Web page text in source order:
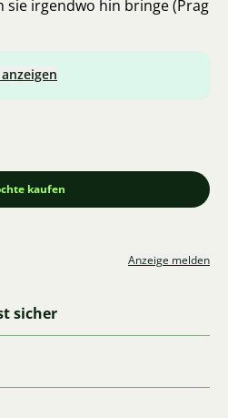
sie irgendwo hin bringe (Prag
kaufen
Anzeige melden
sicher